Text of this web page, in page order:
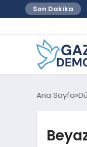
Son Dakika
Ana Sayfa